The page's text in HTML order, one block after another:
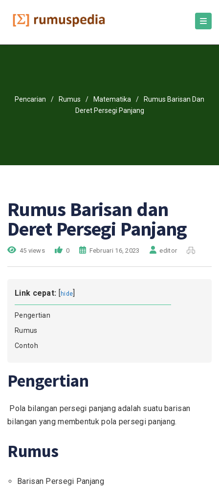
Pencarian / Rumus / Matematika /
Rumus Barisan Dan
Deret Persegi Panjang
Rumus Barisan dan
Deret Persegi Panjang
45 views 0 Februari 16, 2023 editor
Link cepat: [hide]
Pengertian
Rumus
Contoh
Pengertian
Pola bilangan persegi panjang adalah suatu barisan
bilangan yang membentuk pola persegi panjang.
Rumus
Barisan Persegi Panjang